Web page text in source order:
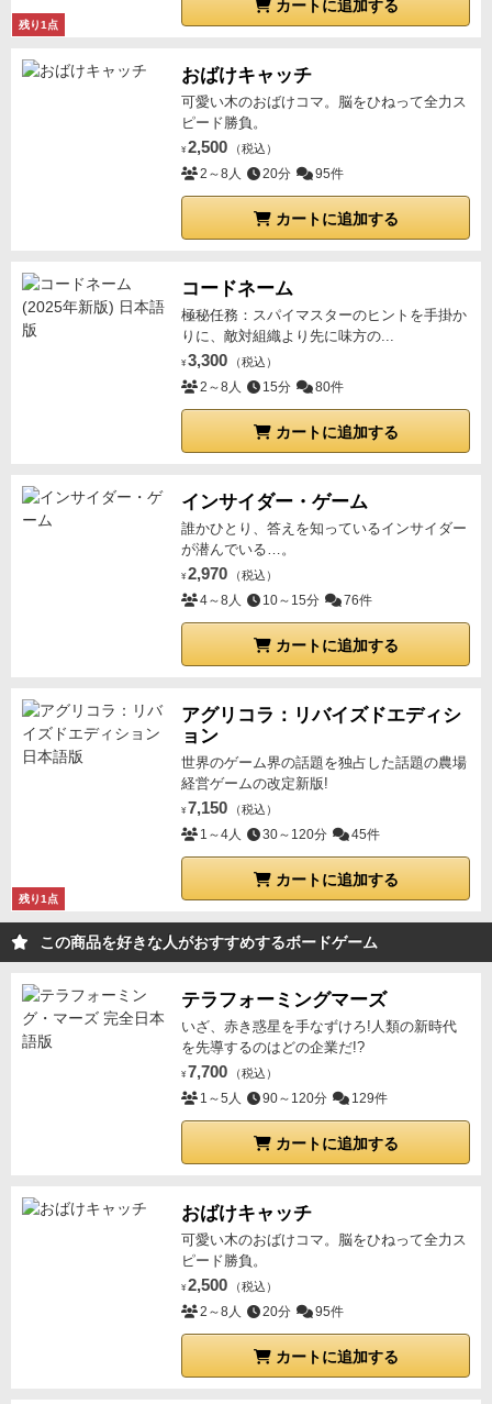
残り1点
カートに追加する
おばけキャッチ
可愛い木のおばけコマ。脳をひねって全力ス
ピード勝負。
¥ 2,500 （税込）
2～8人 20分 95件
カートに追加する
コードネーム
極秘任務：スパイマスターのヒントを手掛か
りに、敵対組織より先に味方の...
¥ 3,300 （税込）
2～8人 15分 80件
カートに追加する
インサイダー・ゲーム
誰かひとり、答えを知っているインサイダー
が潜んでいる…。
¥ 2,970 （税込）
4～8人 10～15分 76件
カートに追加する
残り1点
アグリコラ：リバイズドエディシ
ョン
世界のゲーム界の話題を独占した話題の農場
経営ゲームの改定新版!
¥ 7,150 （税込）
1～4人 30～120分 45件
カートに追加する
この商品を好きな人がおすすめするボードゲーム
テラフォーミングマーズ
いざ、赤き惑星を手なずけろ!人類の新時代
を先導するのはどの企業だ!?
¥ 7,700 （税込）
1～5人 90～120分 129件
カートに追加する
おばけキャッチ
可愛い木のおばけコマ。脳をひねって全力ス
ピード勝負。
¥ 2,500 （税込）
2～8人 20分 95件
カートに追加する